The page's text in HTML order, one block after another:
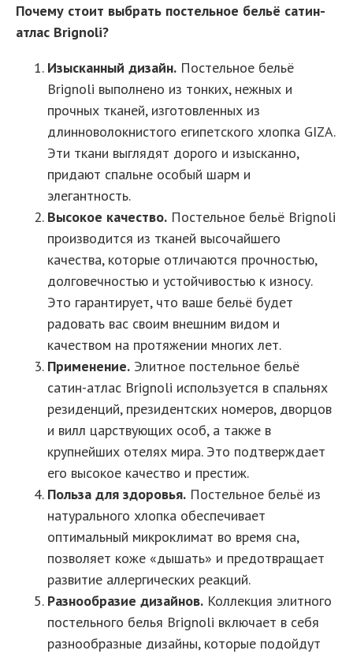
Почему стоит выбрать постельное бельё сатин-
атлас Brignoli?
Изысканный дизайн. Постельное бельё
Brignoli выполнено из тонких, нежных и
прочных тканей, изготовленных из
длинноволокнистого египетского хлопка GIZA.
Эти ткани выглядят дорого и изысканно,
придают спальне особый шарм и
элегантность.
Высокое качество. Постельное бельё Brignoli
производится из тканей высочайшего
качества, которые отличаются прочностью,
долговечностью и устойчивостью к износу.
Это гарантирует, что ваше бельё будет
радовать вас своим внешним видом и
качеством на протяжении многих лет.
Применение. Элитное постельное бельё
сатин-атлас Brignoli используется в спальнях
резиденций, президентских номеров, дворцов
и вилл царствующих особ, а также в
крупнейших отелях мира. Это подтверждает
его высокое качество и престиж.
Польза для здоровья. Постельное бельё из
натурального хлопка обеспечивает
оптимальный микроклимат во время сна,
позволяет коже «дышать» и предотвращает
развитие аллергических реакций.
Разнообразие дизайнов. Коллекция элитного
постельного белья Brignoli включает в себя
разнообразные дизайны, которые подойдут